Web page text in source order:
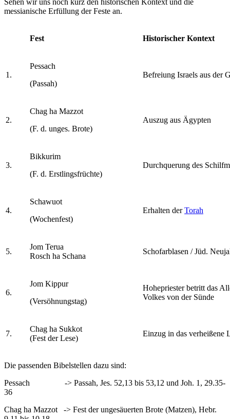
messianische Erfüllung der Feste an.
Fest Historischer Kontext
1.
Pessach
(Passah)
Befreiung Israels aus der
2.
Chag ha Mazzot
(F. d. unges. Brote)
Auszug aus Ägypten
3.
Bikkurim
(F. d. Erstlingsfrüchte)
Durchquerung des
4.
Schawuot
(Wochenfest)
Erhalten derTorah
5.
Jom Terua
Rosch ha Schana
Schofarblasen / Jüd.
6.
Jom Kippur
(Versöhnungstag)
Hohepriester betritt das
Volkes von der Sünde
7.
Chag ha Sukkot
(Fest der Lese)
Einzug in das verheißene
Die passenden Bibelstellen dazu sind:
Pessach -> Passah, Jes. 52,13 bis 53,12 und Joh. 1, 29.35-
36
Chag ha Mazzot -> Fest der ungesäuerten Brote (Matzen), Hebr.